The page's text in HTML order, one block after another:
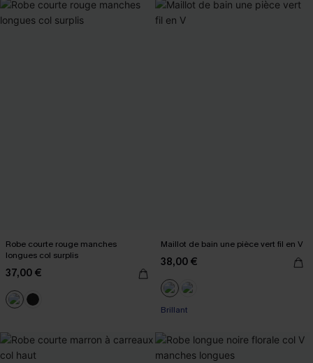
Robe courte rouge manches
longues col surplis
37,00 €
Maillot de bain une pièce vert fil en V
38,00 €
Brillant